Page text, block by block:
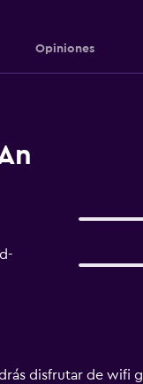
Opiniones
disfrutar de wifi